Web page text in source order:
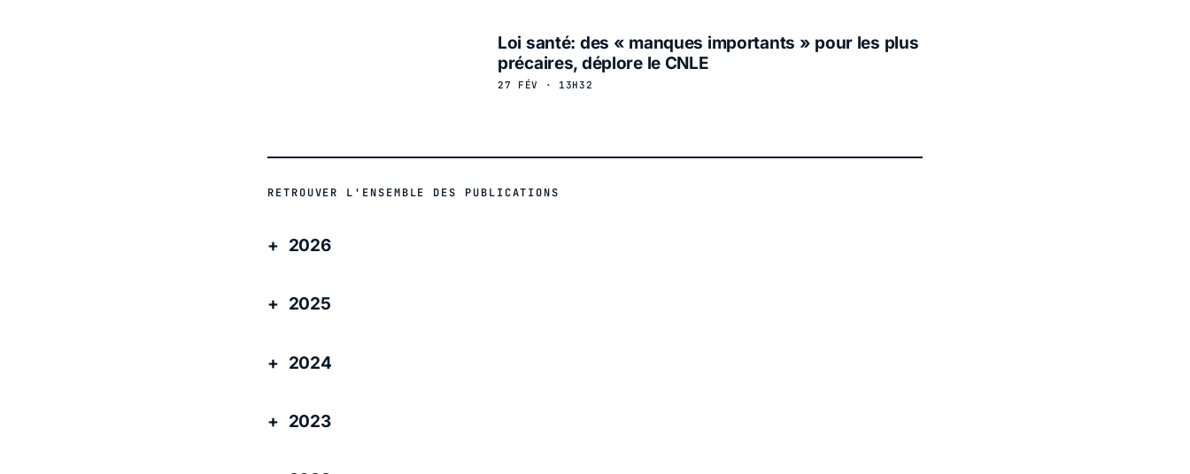
Loi santé: des « manques importants » pour les plus
précaires, déplore le CNLE
27 FÉV · 13H32
RETROUVER L'ENSEMBLE DES PUBLICATIONS
2026
2025
2024
2023